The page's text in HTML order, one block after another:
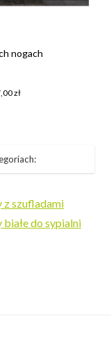
nogach
zł
z szufladami
białe do sypialni